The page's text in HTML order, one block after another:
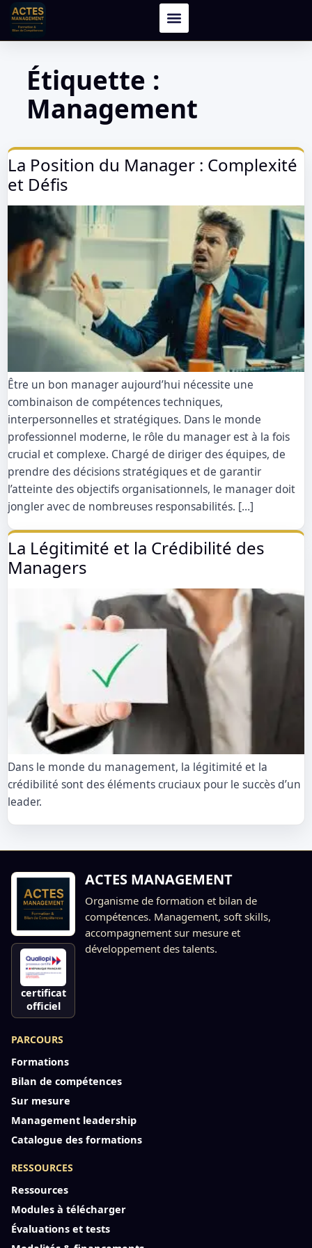
Étiquette :
Management
La Position du Manager : Complexité
et Défis
Être un bon manager aujourd’hui nécessite une
combinaison de compétences techniques,
interpersonnelles et stratégiques. Dans le monde
professionnel moderne, le rôle du manager est à la fois
crucial et complexe. Chargé de diriger des équipes, de
prendre des décisions stratégiques et de garantir
l’atteinte des objectifs organisationnels, le manager doit
jongler avec de nombreuses responsabilités. […]
La Légitimité et la Crédibilité des
Managers
Dans le monde du management, la légitimité et la
crédibilité sont des éléments cruciaux pour le succès d’un
leader.
certificat
officiel
ACTES MANAGEMENT
Organisme de formation et bilan de
compétences. Management, soft skills,
accompagnement sur mesure et
développement des talents.
PARCOURS
Formations
Bilan de compétences
Sur mesure
Management leadership
Catalogue des formations
RESSOURCES
Ressources
Modules à télécharger
Évaluations et tests